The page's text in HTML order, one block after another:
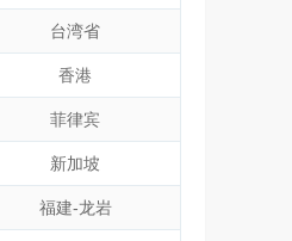
台湾省
香港
菲律宾
新加坡
福建-龙岩